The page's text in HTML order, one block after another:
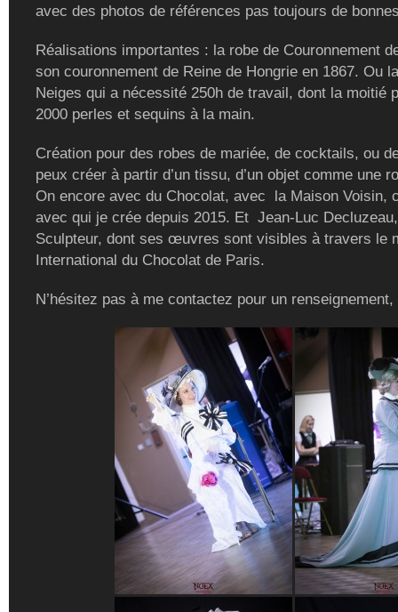
avec des photos de références pas toujours de
Réalisations importantes : la robe de Couronnement
son couronnement de Reine de Hongrie en 1867. Ou
Neiges qui a nécessité 250h de travail, dont la moitié
2000 perles et sequins à la main.
Création pour des robes de mariée, de cocktails, ou
peux créer à partir d’un tissu, d’un objet comme une
On encore avec du Chocolat, avec la Maison Voisin,
avec qui je crée depuis 2015. Et Jean-Luc
Sculpteur, dont ses œuvres sont visibles à travers le
International du Chocolat de Paris.
N’hésitez pas à me contactez pour un